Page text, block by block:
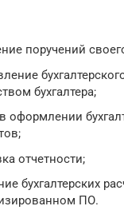
поручений
бухгалтера;
оформлении
отчетности;
бухгалтерских
ПО.